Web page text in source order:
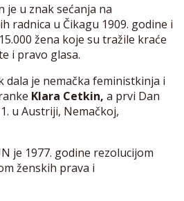
je u znak sećanja na
radnica u Čikagu 1909. godine i
žena koje su tražile kraće
i pravo glasa.
dala je nemačka feministkinja i
Klara Cetkin, a prvi Dan
u Austriji, Nemačkoj,
je 1977. godine rezolucijom
ženskih prava i